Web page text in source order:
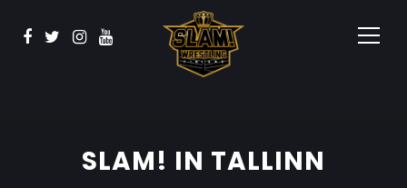
BOOK NOW
Koulutus
Ota yhteyttä
SLAM! IN TALLINN